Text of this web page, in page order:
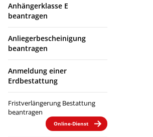
Anhängerklasse E
beantragen
Anliegerbescheinigung
beantragen
Anmeldung einer
Erdbestattung
Fristverlängerung Bestattung
beantragen
Online-Dienst